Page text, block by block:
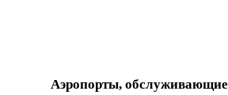
Аэропорты, обслуживающие